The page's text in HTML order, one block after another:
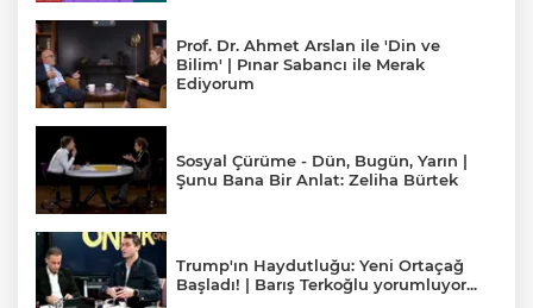
Prof. Dr. Ahmet Arslan ile 'Din ve
Bilim' | Pınar Sabancı ile Merak
Ediyorum
Sosyal Çürüme - Dün, Bugün, Yarın |
Şunu Bana Bir Anlat: Zeliha Bürtek
Trump'ın Haydutluğu: Yeni Ortaçağ
Başladı! | Barış Terkoğlu yorumluyor...